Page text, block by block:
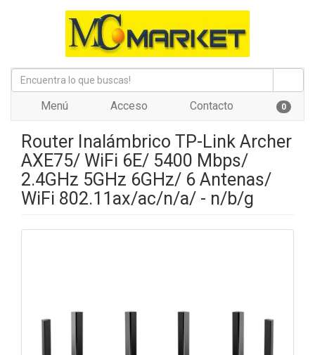
Menú Acceso Contacto 0
Router Inalámbrico TP-Link Archer
AXE75/ WiFi 6E/ 5400 Mbps/
2.4GHz 5GHz 6GHz/ 6 Antenas/
WiFi 802.11ax/ac/n/a/ - n/b/g